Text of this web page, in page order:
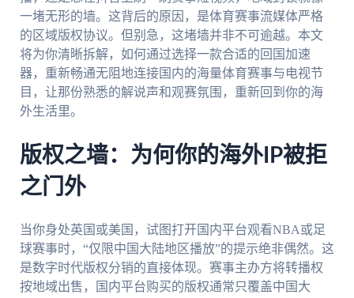
一堵无形的墙。这背后的原因，是体育赛事流媒体严格
的区域版权协议。但别急，这堵墙并非不可逾越。本文
将为你清晰拆解，如何通过选择一款合适的回国加速
器，重新畅通无阻地连接国内的海量体育赛事与电视节
目，让那份熟悉的解说声和观赛氛围，重新回到你的海
外生活里。
版权之墙：为何你的海外IP被拒
之门外
当你身处英国或美国，试图打开国内平台观看NBA或足
球赛事时，“仅限中国大陆地区播放”的提示绝非偶然。这
是数字时代版权分销的直接体现。赛事主办方将转播权
按地域出售，国内平台购买的版权通常只覆盖中国大